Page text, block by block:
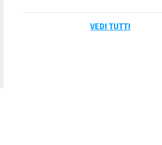
VEDI TUTTI